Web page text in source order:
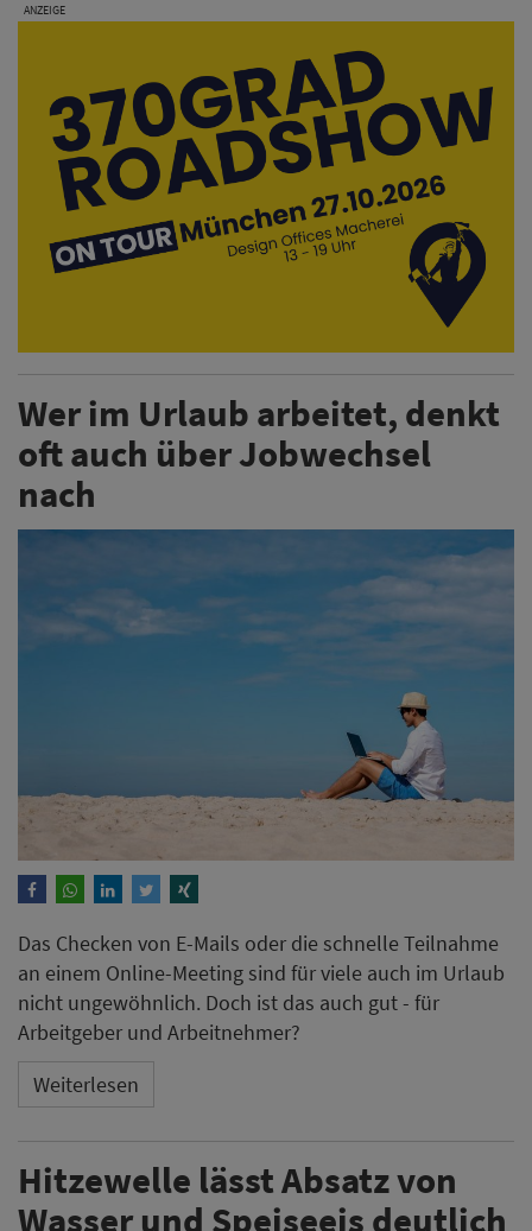
ANZEIGE
Wer im Urlaub arbeitet, denkt
oft auch über Jobwechsel
nach
Das Checken von E-Mails oder die schnelle Teilnahme
an einem Online-Meeting sind für viele auch im Urlaub
nicht ungewöhnlich. Doch ist das auch gut - für
Arbeitgeber und Arbeitnehmer?
Weiterlesen
Hitzewelle lässt Absatz von
Wasser und Speiseeis deutlich